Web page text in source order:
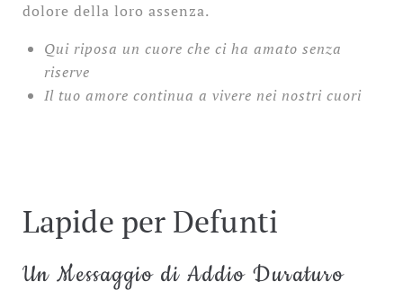
dolore della loro assenza.
Qui riposa un cuore che ci ha amato senza
riserve
Il tuo amore continua a vivere nei nostri cuori
Lapide per Defunti
Un Messaggio di Addio Duraturo